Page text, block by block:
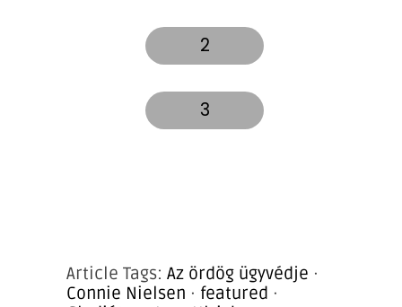
2
3
Article Tags: Az ördög ügyvédje ·
Connie Nielsen · featured ·